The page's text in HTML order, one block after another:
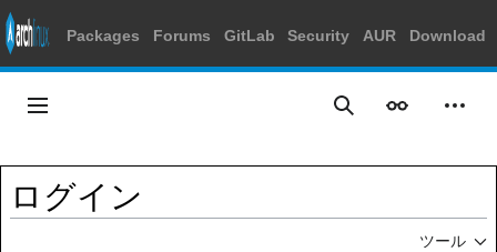
Packages Forums GitLab Security AUR Download
ス
メインメニュー 検索 表示 個人
ログイン
ツール